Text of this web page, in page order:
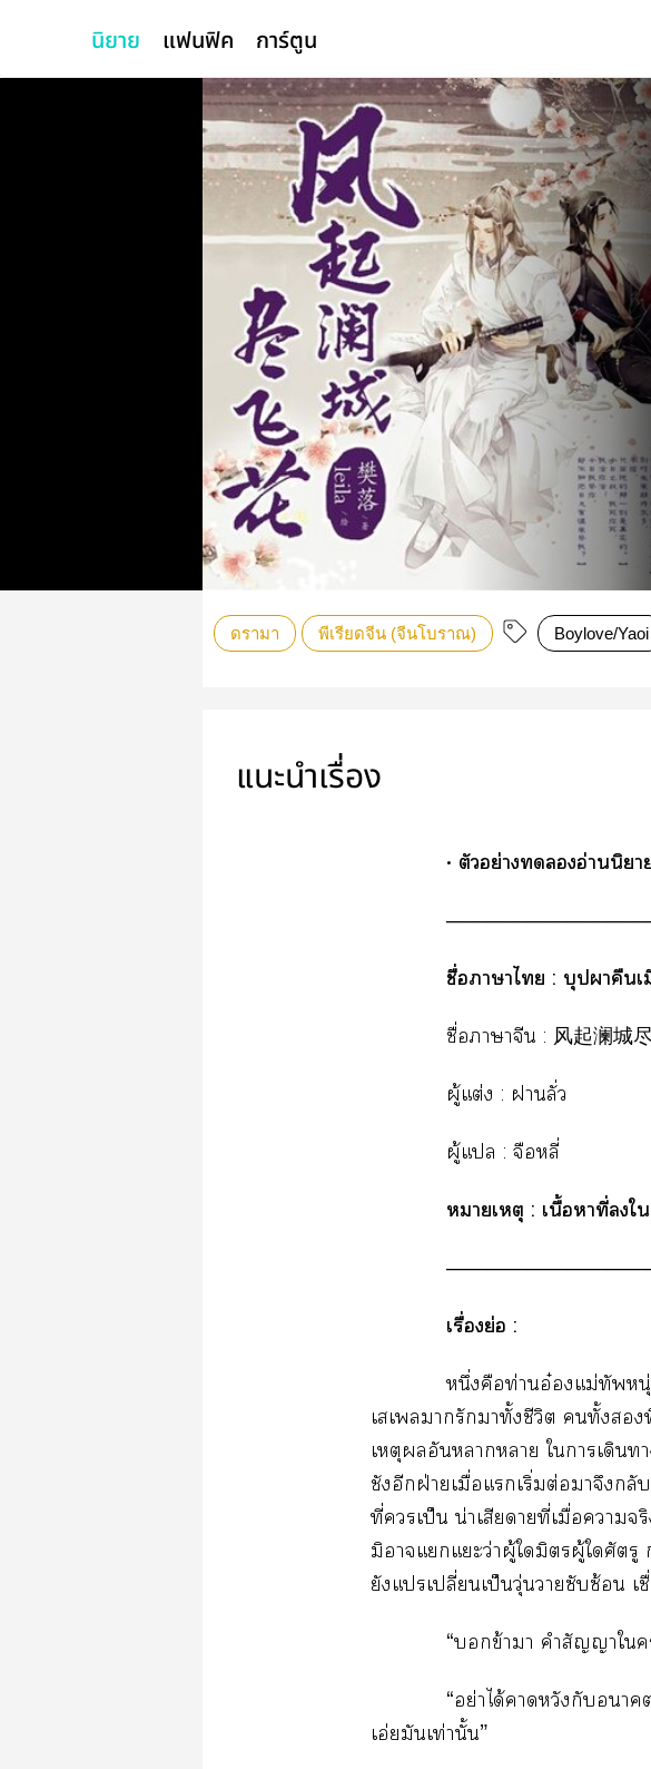
นิยาย แฟนฟิค การ์ตูน
ดรามา พีเรียดจีน (จีนโบราณ) Boylove/Yaoi
แนะนำเรื่อง
• ตัวอย่างอ่านนิย
ชื่อาาไ : บุปาคืนเ
ชื่อาาจีน : 风起澜城
ผู้แต่ง : าลั่ว
ผู้แ : จืลี่
หมายเหตุ : เนื้อาที่ใ
เรื่องย่อ :
หนึ่งคือท่านอ๋องแม่ทัพหนุ่
เเารักมาทั้งชีวิต ทั้ง
เหตุผลอันาา ใาเดิน
ชังอีกฝ่ายเมื่อแเริ่มต่อมาจึงกลั
ที่เป็น น่าเสียดายที่เมื่อาจ
มิาแแะว่าผู้ใมิตรผู้ใศัตรู
ยังแเปลี่ยนเป็นวุ่นวายซับซ้อน เ
“ข้ามา คำสัญญาใ
“อย่าได้าหวังกับา
เอ่ยมันเท่านั้น”